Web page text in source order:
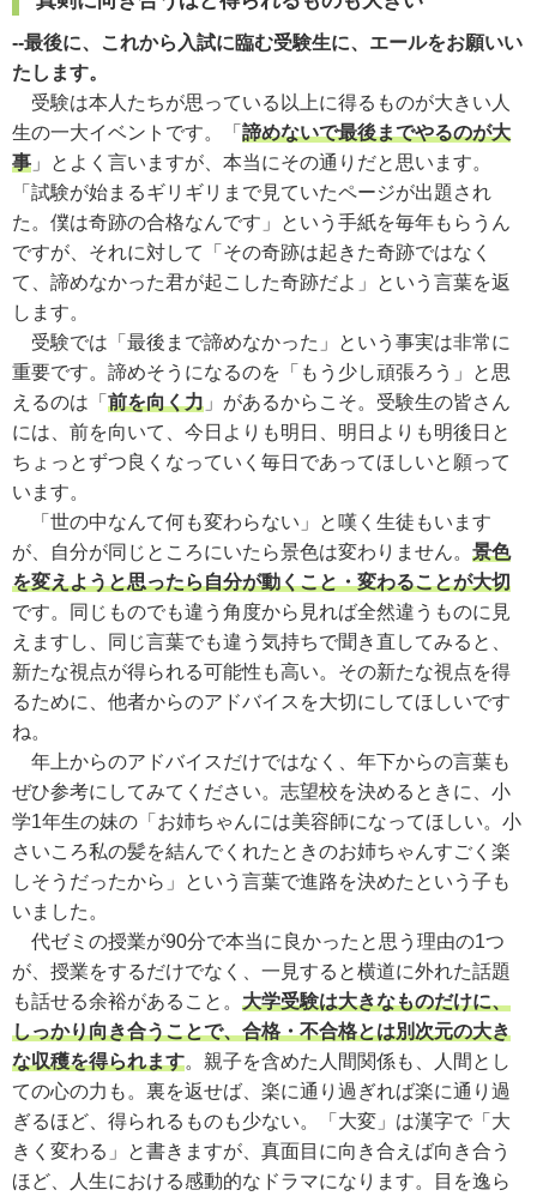
--最後に、これから入試に臨む受験生に、エールをお願いい
たします。
受験は本人たちが思っている以上に得るものが大きい人
生の一大イベントです。「 諦めないで最後までやるのが大
事 」とよく言いますが、本当にその通りだと思います。
「試験が始まるギリギリまで見ていたページが出題され
た。僕は奇跡の合格なんです」という手紙を毎年もらうん
ですが、それに対して「その奇跡は起きた奇跡ではなく
て、諦めなかった君が起こした奇跡だよ」という言葉を返
します。
受験では「最後まで諦めなかった」という事実は非常に
重要です。諦めそうになるのを「もう少し頑張ろう」と思
えるのは「 前を向く力 」があるからこそ。受験生の皆さん
には、前を向いて、今日よりも明日、明日よりも明後日と
ちょっとずつ良くなっていく毎日であってほしいと願って
います。
「世の中なんて何も変わらない」と嘆く生徒もいます
が、自分が同じところにいたら景色は変わりません。 景色
を変えようと思ったら自分が動くこと・変わることが大切
です。同じものでも違う角度から見れば全然違うものに見
えますし、同じ言葉でも違う気持ちで聞き直してみると、
新たな視点が得られる可能性も高い。その新たな視点を得
るために、他者からのアドバイスを大切にしてほしいです
ね。
年上からのアドバイスだけではなく、年下からの言葉も
ぜひ参考にしてみてください。志望校を決めるときに、小
学1年生の妹の「お姉ちゃんには美容師になってほしい。小
さいころ私の髪を結んでくれたときのお姉ちゃんすごく楽
しそうだったから」という言葉で進路を決めたという子も
いました。
代ゼミの授業が90分で本当に良かったと思う理由の1つ
が、授業をするだけでなく、一見すると横道に外れた話題
も話せる余裕があること。 大学受験は大きなものだけに、
しっかり向き合うことで、合格・不合格とは別次元の大き
な収穫を得られます。親子を含めた人間関係も、人間とし
ての心の力も。裏を返せば、楽に通り過ぎれば楽に通り過
ぎるほど、得られるものも少ない。「大変」は漢字で「大
きく変わる」と書きますが、真面目に向き合えば向き合う
ほど、人生における感動的なドラマになります。目を逸ら